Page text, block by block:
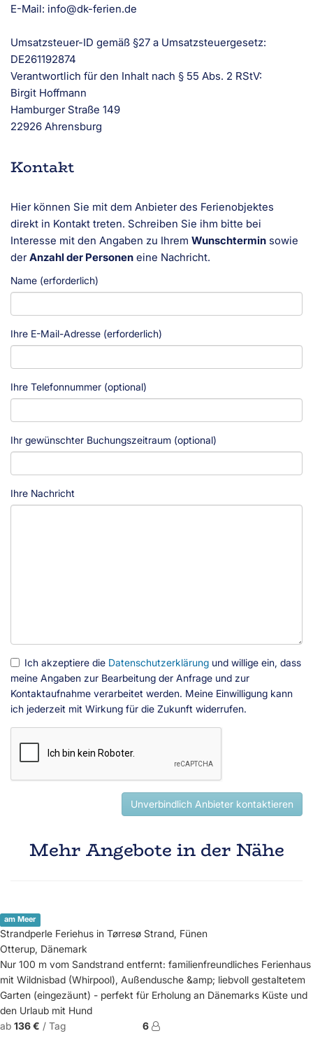
E-Mail: info@dk-ferien.de
Umsatzsteuer-ID gemäß §27 a Umsatzsteuergesetz:
DE261192874
Verantwortlich für den Inhalt nach § 55 Abs. 2 RStV:
Birgit Hoffmann
Hamburger Straße 149
22926 Ahrensburg
Kontakt
Hier können Sie mit dem Anbieter des Ferienobjektes
direkt in Kontakt treten. Schreiben Sie ihm bitte bei
Interesse mit den Angaben zu Ihrem Wunschtermin sowie
derAnzahl der Personen eine Nachricht.
Name (erforderlich)
Ihre E-Mail-Adresse (erforderlich)
Ihre Telefonnummer (optional)
Ihr gewünschter Buchungszeitraum (optional)
Ihre Nachricht
Ich akzeptiere die Datenschutzerklärung und willige ein, dass
meine Angaben zur Bearbeitung der Anfrage und zur
Kontaktaufnahme verarbeitet werden. Meine Einwilligung kann
ich jederzeit mit Wirkung für die Zukunft widerrufen.
Unverbindlich Anbieter kontaktieren
Mehr Angebote in der Nähe
am Meer
Strandperle Feriehus in Tørresø Strand, Fünen
Otterup, Dänemark
Nur 100 m vom Sandstrand entfernt: familienfreundliches Ferienhaus
mit Wildnisbad (Whirpool), Außendusche &amp; liebvoll gestaltetem
Garten (eingezäunt) - perfekt für Erholung an Dänemarks Küste und
den Urlaub mit Hund
ab 136 € / Tag 6